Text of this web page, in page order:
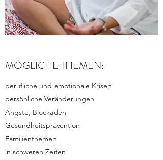
MÖGLICHE THEMEN:
berufliche und emotionale Krisen
persönliche Veränderungen
Ängste, Blockaden
Gesundheitsprävention
Familienthemen
in schweren Zeiten